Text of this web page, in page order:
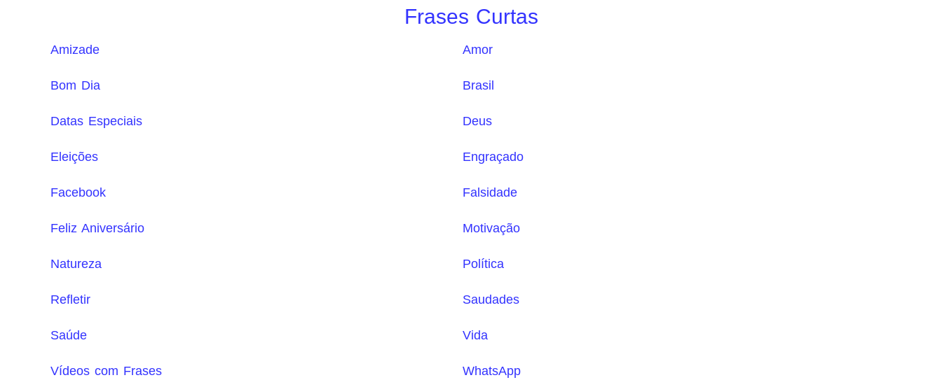
Frases Curtas
Amizade Amor
Bom Dia Brasil
Datas Especiais Deus
Eleições Engraçado
Facebook Falsidade
Feliz Aniversário Motivação
Natureza Política
Refletir Saudades
Saúde Vida
Vídeos com Frases WhatsApp